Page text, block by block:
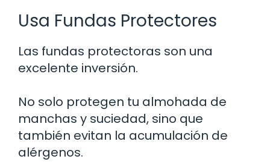
Usa Fundas Protectores
Las fundas protectoras son una
excelente inversión.
No solo protegen tu almohada de
manchas y suciedad, sino que
también evitan la acumulación de
alérgenos.